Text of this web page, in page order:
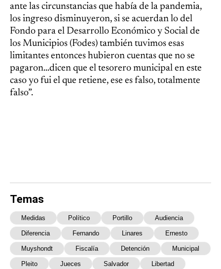
ante las circunstancias que había de la pandemia,
los ingreso disminuyeron, si se acuerdan lo del
Fondo para el Desarrollo Económico y Social de
los Municipios (Fodes) también tuvimos esas
limitantes entonces hubieron cuentas que no se
pagaron...dicen que el tesorero municipal en este
caso yo fui el que retiene, ese es falso, totalmente
falso”.
Temas
Medidas Político Portillo Audiencia
Diferencia Fernando Linares Ernesto
Muyshondt Fiscalía Detención Municipal
Pleito Jueces Salvador Libertad